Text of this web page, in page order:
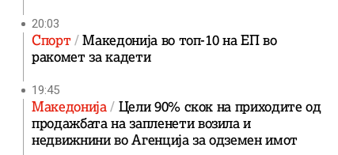
20:03
Спорт
Македонија во топ-10 на ЕП во
ракомет за кадети
19:45
Македонија Цели 90% скок на приходите од
продажбата на запленети возила и
недвижнини во Агенција за одземен имот